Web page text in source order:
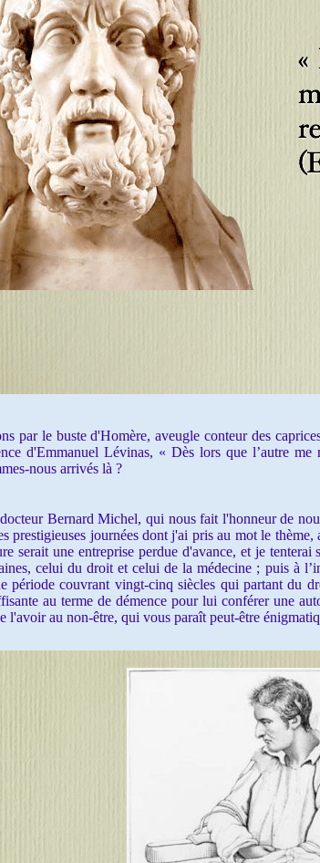
par le buste d'Homère, aveugle conteur des
d'Emmanuel Lévinas, « Dès lors que l’autre
nous arrivés là ?
Bernard Michel, qui nous fait l'honneur de
prestigieuses journées dont j'ai pris au mot le
serait une entreprise perdue d'avance, et je
celui du droit et celui de la médecine ; puis à
période couvrant vingt-cinq siècles qui partant du
au terme de démence pour lui conférer une
l'avoir au non-être, qui vous paraît peut-être